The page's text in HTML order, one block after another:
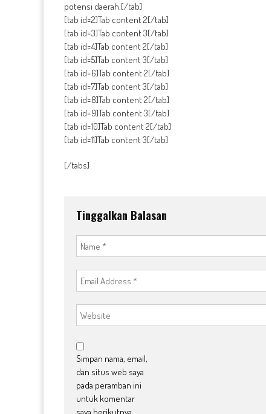
potensi daerah.[/tab]
[tab id=2]Tab content 2[/tab]
[tab id=3]Tab content 3[/tab]
[tab id=4]Tab content 2[/tab]
[tab id=5]Tab content 3[/tab]
[tab id=6]Tab content 2[/tab]
[tab id=7]Tab content 3[/tab]
[tab id=8]Tab content 2[/tab]
[tab id=9]Tab content 3[/tab]
[tab id=10]Tab content 2[/tab]
[tab id=11]Tab content 3[/tab]
[/tabs]
Tinggalkan Balasan
Simpan nama, email,
dan situs web saya
pada peramban ini
untuk komentar